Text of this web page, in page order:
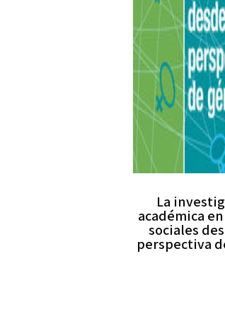
La
académica
sociales
perspectiva